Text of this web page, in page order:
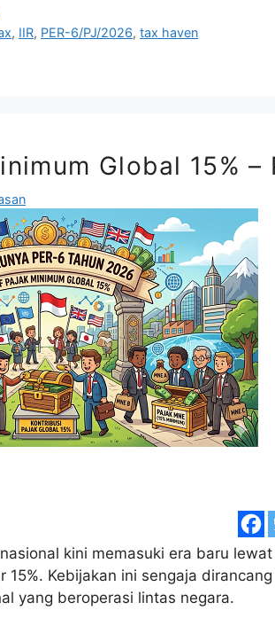
, IIR, PER-6/PJ/2026,tax haven
Global 15% –
kini memasuki era baru
15%. Kebijakan ini sengaja
yang beroperasi lintas negara.